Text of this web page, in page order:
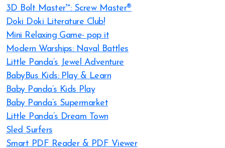
3D Bolt Master™: Screw Master®
Doki Doki Literature Club!
Mini Relaxing Game- pop it
Modern Warships: Naval Battles
Little Panda’s Jewel Adventure
BabyBus Kids: Play & Learn
Baby Panda’s Kids Play
Baby Panda’s Supermarket
Little Panda’s Dream Town
Sled Surfers
Smart PDF Reader & PDF Viewer